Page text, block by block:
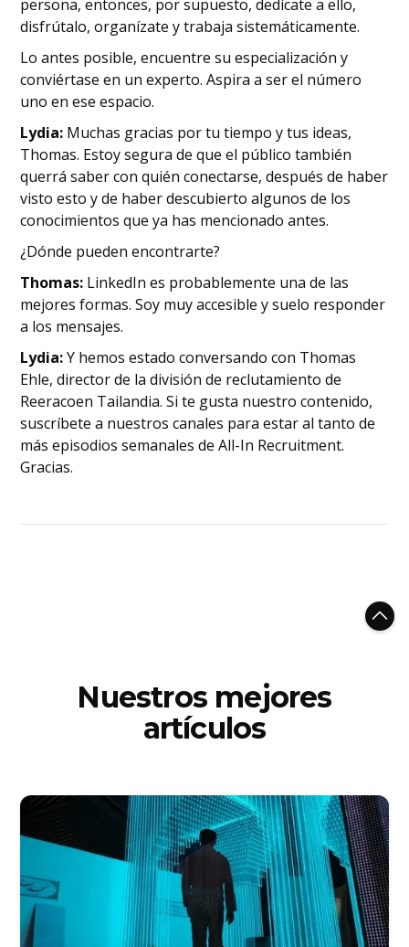
persona, entonces, por supuesto, dedícate a ello,
disfrútalo, organízate y trabaja sistemáticamente.
Lo antes posible, encuentre su especialización y
conviértase en un experto. Aspira a ser el número
uno en ese espacio.
Lydia: Muchas gracias por tu tiempo y tus ideas,
Thomas. Estoy segura de que el público también
querrá saber con quién conectarse, después de haber
visto esto y de haber descubierto algunos de los
conocimientos que ya has mencionado antes.
¿Dónde pueden encontrarte?
Thomas: LinkedIn es probablemente una de las
mejores formas. Soy muy accesible y suelo responder
a los mensajes.
Lydia:Y hemos estado conversando con Thomas
Ehle, director de la división de reclutamiento de
Reeracoen Tailandia. Si te gusta nuestro contenido,
suscríbete a nuestros canales para estar al tanto de
más episodios semanales de All-In Recruitment.
Gracias.
Nuestros mejores
artículos